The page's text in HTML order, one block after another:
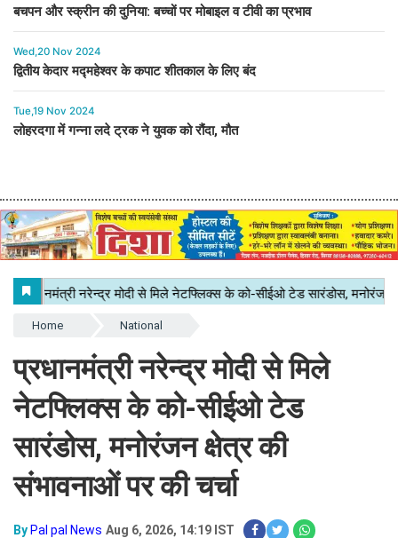
बचपन और स्क्रीन की दुनिया: बच्चों पर मोबाइल व टीवी का प्रभाव
Wed,20 Nov 2024
द्वितीय केदार मद्महेश्वर के कपाट शीतकाल के लिए बंद
Tue,19 Nov 2024
लोहरदगा में गन्ना लदे ट्रक ने युवक को रौंदा, मौत
Home National
प्रधानमंत्री नरेन्द्र मोदी से मिले
नेटफ्लिक्स के को-सीईओ टेड
सारंडोस, मनोरंजन क्षेत्र की
संभावनाओं पर की चर्चा
By Pal pal News Aug 6, 2026, 14:19 IST